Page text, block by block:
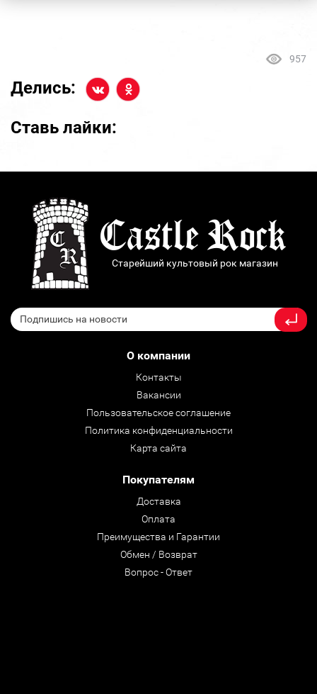
957
Делись:
Ставь лайки:
Старейший культовый рок магазин
О компании
Контакты
Вакансии
Пользовательское соглашение
Политика конфиденциальности
Карта сайта
Покупателям
Доставка
Оплата
Преимущества и Гарантии
Обмен / Возврат
Вопрос - Ответ